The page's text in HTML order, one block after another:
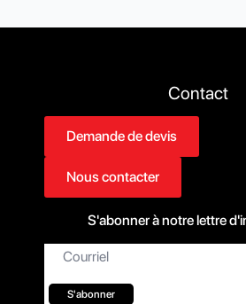
Contact
Demande de devis
Nous contacter
S'abonner à notre lettre
Courriel*
S'abonner